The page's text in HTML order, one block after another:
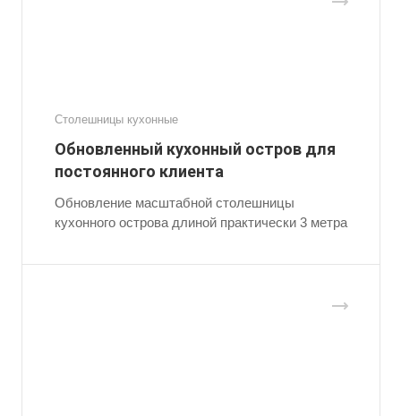
Столешницы кухонные
Обновленный кухонный остров для
постоянного клиента
Обновление масштабной столешницы
кухонного острова длиной практически 3 метра